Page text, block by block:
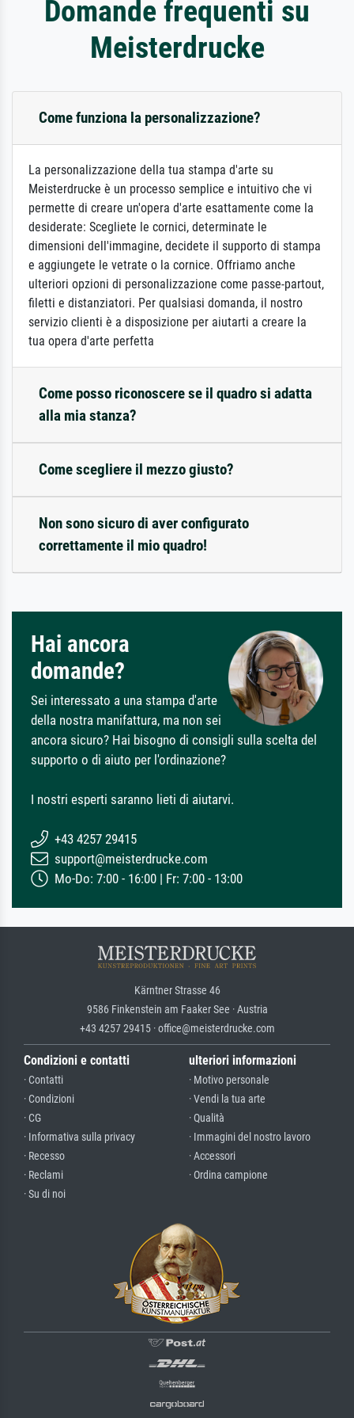
Domande frequenti su
Meisterdrucke
Come funziona la personalizzazione?
La personalizzazione della tua stampa d'arte su
Meisterdrucke è un processo semplice e intuitivo che vi
permette di creare un'opera d'arte esattamente come la
desiderate: Scegliete le cornici, determinate le
dimensioni dell'immagine, decidete il supporto di stampa
e aggiungete le vetrate o la cornice. Offriamo anche
ulteriori opzioni di personalizzazione come passe-partout,
filetti e distanziatori. Per qualsiasi domanda, il nostro
servizio clienti è a disposizione per aiutarti a creare la
tua opera d'arte perfetta
Come posso riconoscere se il quadro si adatta
alla mia stanza?
Come scegliere il mezzo giusto?
Non sono sicuro di aver configurato
correttamente il mio quadro!
Hai ancora
domande?
Sei interessato a una stampa d'arte
della nostra manifattura, ma non sei
ancora sicuro? Hai bisogno di consigli sulla scelta del
supporto o di aiuto per l'ordinazione?
I nostri esperti saranno lieti di aiutarvi.
+43 4257 29415
support@meisterdrucke.com
Mo-Do: 7:00 - 16:00 | Fr: 7:00 - 13:00
Kärntner Strasse 46
9586 Finkenstein am Faaker See · Austria
+43 4257 29415 · office@meisterdrucke.com
Condizioni e contatti
· Contatti
· Condizioni
· CG
· Informativa sulla privacy
· Recesso
· Reclami
· Su di noi
ulteriori informazioni
· Motivo personale
· Vendi la tua arte
· Qualità
· Immagini del nostro lavoro
· Accessori
· Ordina campione